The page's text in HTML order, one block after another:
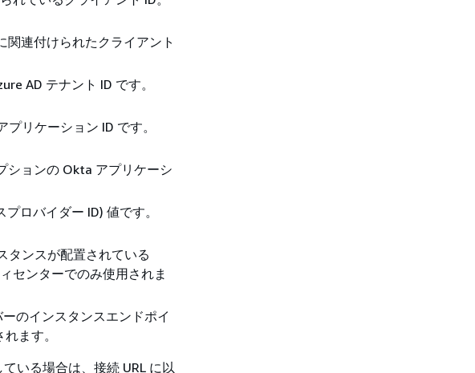
関連付けられたクライアント
AD テナント ID です。
リケーション ID です。
ションの Okta アプリケーシ
ロバイダー ID) 値です。
タンスが配置されている
センターでのみ使用されま
のインスタンスエンドポイ
ます。
いる場合は、接続 URL に以